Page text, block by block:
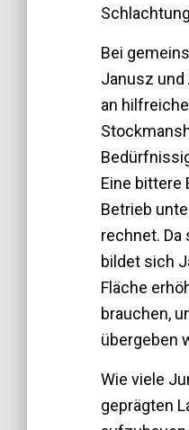
Bei
Janusz und
an
Eine bittere
Betrieb
rechnet.
bildet sich
Fläche
brauchen,
übergeben
Wie viele
geprägten